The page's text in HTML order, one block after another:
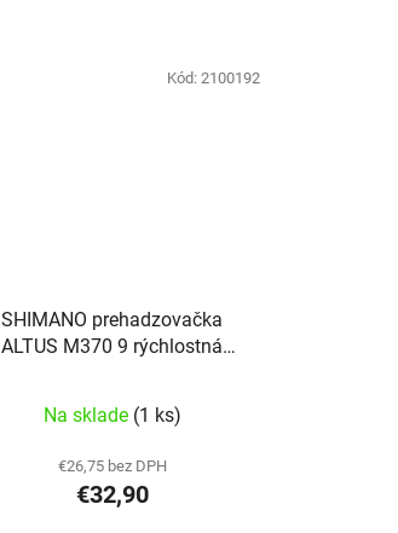
SHIMANO prehadzovačka
ALTUS M370 9 rýchlostná
Na sklade (1 ks)
€26,75 bez DPH
€32,90
Kód: 2100192